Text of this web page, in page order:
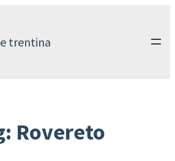
trentina
Rovereto